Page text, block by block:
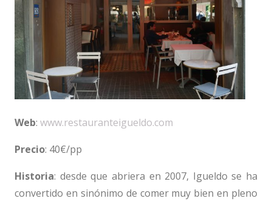
Web: www.restauranteigueldo.com
Precio: 40€/pp
Historia: desde que abriera en 2007, Igueldo se ha
convertido en sinónimo de comer muy bien en pleno